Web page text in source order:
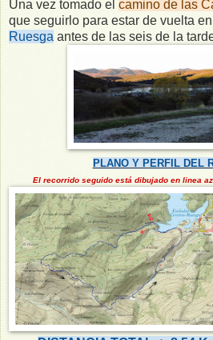
Una vez tomado el camino de las
que seguirlo para estar de vuelta en
Ruesga antes de las seis de la
PLANO Y PERFIL DEL
El recorrido seguido está dibujado en linea